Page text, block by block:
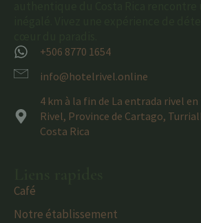
+506 8770 1654
info@hotelrivel.online
4 km à la fin de La entrada rivel en
Rivel, Province de Cartago,
Costa Rica
Café
Notre établissement